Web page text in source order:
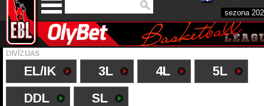
DIVĪZIJAS
EL/IK 3L 4L
5L
DDL
SL